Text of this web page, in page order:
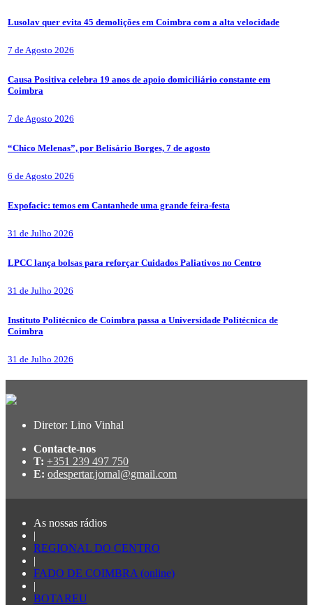
Lusolav quer evita 45 demolições em Coimbra com a alta velocidade
7 de Agosto 2026
Causa Positiva celebra 19 anos de apoio domiciliário constante em
Coimbra
7 de Agosto 2026
“Chico Melenas”, por Belisário Borges, 7 de agosto
6 de Agosto 2026
Expofacic: temos em Cantanhede uma grande feira-festa
31 de Julho 2026
LPCC lança bolsas para reforçar Cuidados Paliativos no Centro
31 de Julho 2026
Instituto Politécnico de Coimbra passa a Universidade Politécnica de
Coimbra
31 de Julho 2026
Diretor: Lino Vinhal
Contacte-nos
T: +351 239 497 750
E: odespertar.jornal@gmail.com
As nossas rádios
|
REGIONAL DO CENTRO
|
FADO DE COIMBRA (online)
|
BOTAREU